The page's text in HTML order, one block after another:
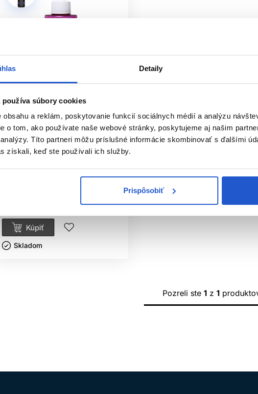
Detaily
používa súbory cookies
obsahu a reklám, poskytovanie funkcií sociálnych médií a analýzu
o tom, ako používate naše webové stránky, poskytujeme aj našim
Títo partneri môžu príslušné informácie skombinovať s ďalšími
získali, keď ste používali ich služby.
Prispôsobiť
-25%
Oficiálna distribúcia
Odporúčame
Subrina Professional Care Glow-
Plex Magic H2O lamelárna
starostlivosť 200ml
Kúpiť
Skladom ㅤ
Pozreli ste 1 z 1